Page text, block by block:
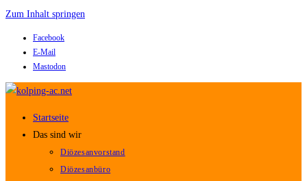
Zum Inhalt springen
Facebook
E-Mail
Mastodon
Startseite
Das sind wir
Diözesanvorstand
Diözesanbüro